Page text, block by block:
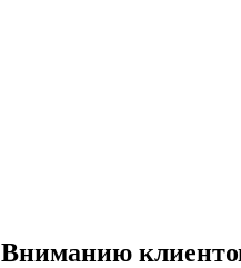
Вниманию